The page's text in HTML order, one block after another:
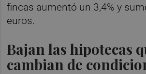
fincas aumentó un 3,4% y
euros.
Bajan las hipotecas
cambian de